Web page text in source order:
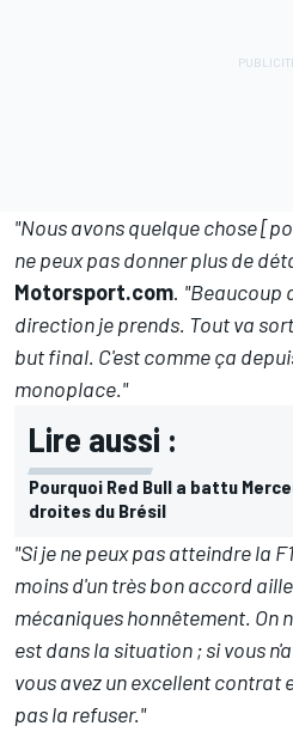
"Nous avons quelque chose
ne peux pas donner plus de
Motorsport.com. "Beaucoup
direction je prends. Tout va
but final. C'est comme ça
monoplace."
Lire aussi :
Pourquoi Red Bull a battu
droites du Brésil
"Si je ne peux pas atteindre la
moins d'un très bon accord
mécaniques honnêtement. On
est dans la situation ; si vous
vous avez un excellent contrat
pas la refuser."